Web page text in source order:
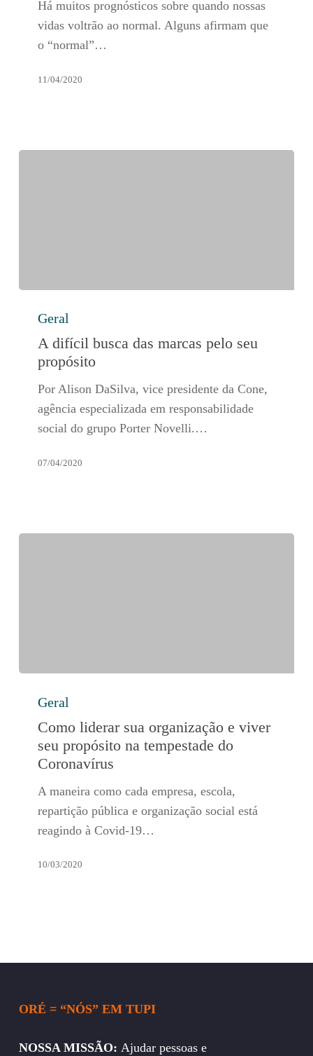
o
Há muitos prognósticos sobre quando nossas
vidas voltrão ao normal. Alguns afirmam que
o “normal”…
11/04/2020
difícil
busca
pelo
propósito
Geral
A difícil busca das marcas pelo seu
propósito
Por Alison DaSilva, vice presidente da Cone,
agência especializada em responsabilidade
social do grupo Porter Novelli.…
07/04/2020
liderar
organização
propósito
tempestade
Geral
Como liderar sua organização e viver
seu propósito na tempestade do
Coronavírus
A maneira como cada empresa, escola,
repartição pública e organização social está
reagindo à Covid-19…
10/03/2020
ORÉ = “NÓS” EM TUPI
NOSSA MISSÃO: Ajudar pessoas e